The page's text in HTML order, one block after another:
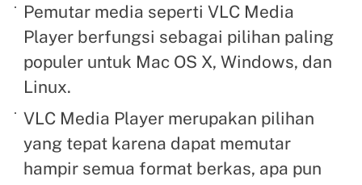
Pemutar media seperti VLC Media
Player berfungsi sebagai pilihan paling
populer untuk Mac OS X, Windows, dan
Linux.
VLC Media Player merupakan pilihan
yang tepat karena dapat memutar
hampir semua format berkas, apa pun